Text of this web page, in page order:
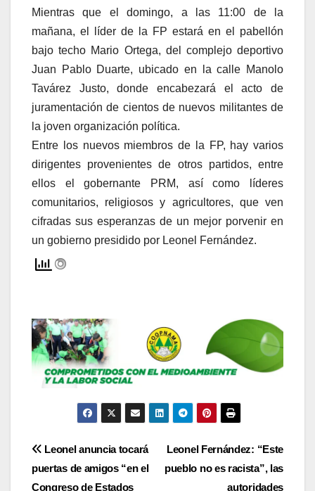
Mientras que el domingo, a las 11:00 de la
mañana, el líder de la FP estará en el pabellón
bajo techo Mario Ortega, del complejo deportivo
Juan Pablo Duarte, ubicado en la calle Manolo
Tavárez Justo, donde encabezará el acto de
juramentación de cientos de nuevos militantes de
la joven organización política.
Entre los nuevos miembros de la FP, hay varios
dirigentes provenientes de otros partidos, entre
ellos el gobernante PRM, así como líderes
comunitarios, religiosos y agricultores, que ven
cifradas sus esperanzas de un mejor porvenir en
un gobierno presidido por Leonel Fernández.
Navegación
de
Leonel Fernández: “Este
pueblo no es racista”, las
autoridades
Leonel anuncia tocará
puertas de amigos “en el
Congreso de Estados